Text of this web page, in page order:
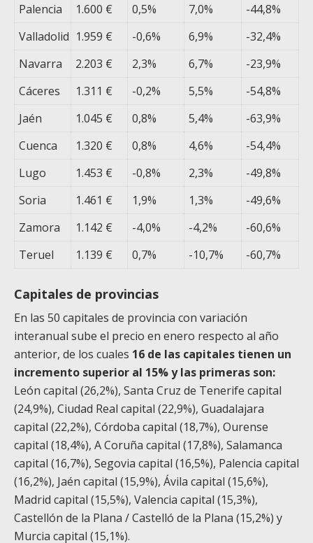
Palencia
1.600 € 0,5% 7,0%
-44,8%
Valladolid 1.959 € -0,6% 6,9%
-32,4%
Navarra
2.203 € 2,3% 6,7%
-23,9%
Cáceres
1.311 € -0,2% 5,5%
-54,8%
Jaén
1.045 € 0,8% 5,4%
-63,9%
Cuenca
1.320 € 0,8% 4,6%
-54,4%
Lugo
1.453 € -0,8% 2,3%
-49,8%
Soria
1.461 € 1,9% 1,3%
-49,6%
Zamora
1.142 € -4,0% -4,2%
-60,6%
Teruel
1.139 € 0,7% -10,7% -60,7%
Capitales de provincias
En las 50 capitales de provincia con variación
interanual sube el precio en enero respecto al año
anterior, de los cuales 16 de las capitales tienen un
incremento superior al 15% y las primeras son:
León capital (26,2%), Santa Cruz de Tenerife capital
(24,9%), Ciudad Real capital (22,9%), Guadalajara
capital (22,2%), Córdoba capital (18,7%), Ourense
capital (18,4%), A Coruña capital (17,8%), Salamanca
capital (16,7%), Segovia capital (16,5%), Palencia capital
(16,2%), Jaén capital (15,9%), Ávila capital (15,6%),
Madrid capital (15,5%), Valencia capital (15,3%),
Castellón de la Plana / Castelló de la Plana (15,2%) y
Murcia capital (15,1%).